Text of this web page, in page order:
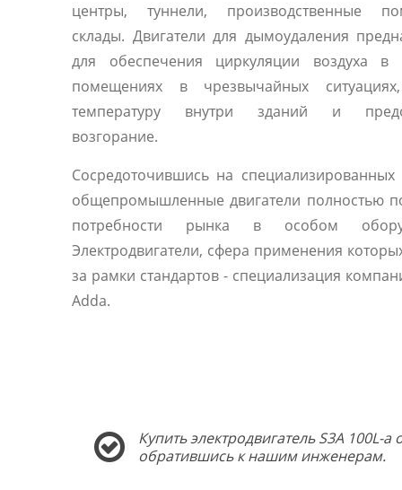
центры, туннели, производственные
склады. Двигатели для дымоудаления
для обеспечения циркуляции воздуха в
помещениях в чрезвычайных
температуру внутри зданий и
возгорание.
Сосредоточившись на специализированных
общепромышленные двигатели полностью
потребности рынка в особом
Электродвигатели, сфера применения
за рамки стандартов - специализация
Adda.
Купить электродвигатель S3A
обратившись к нашим инженерам.